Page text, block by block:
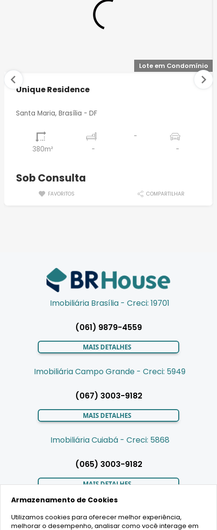
Lote em Condomínio
Unique Residence
Santa Maria, Brasília - DF
380m² -
-
-
Sob Consulta
FAVORITOS COMPARTILHAR
Imobiliária Brasília - Creci: 19701
(061) 9879-4559
MAIS DETALHES
Imobiliária Campo Grande - Creci: 5949
(067) 3003-9182
MAIS DETALHES
Imobiliária Cuiabá - Creci: 5868
(065) 3003-9182
MAIS DETALHES
LIGAMOS PARA VOCÊ
Armazenamento de Cookies
Utilizamos cookies para oferecer melhor experiência,
melhorar o desempenho, analisar como você interage em